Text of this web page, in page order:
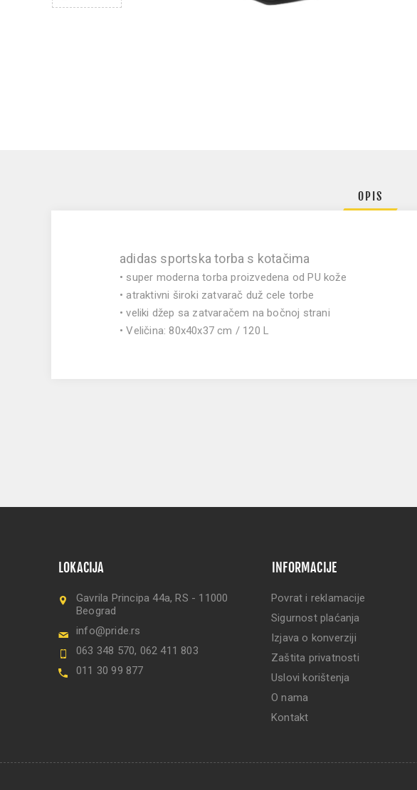
OPIS
adidas sportska torba s kotačima
• super moderna torba proizvedena od PU kože
• atraktivni široki zatvarač duž cele torbe
• veliki džep sa zatvaračem na bočnoj strani
• Veličina: 80x40x37 cm / 120 L
LOKACIJA
Gavrila Principa 44a, RS - 11000
Beograd
info@pride.rs
063 348 570, 062 411 803
011 30 99 877
INFORMACIJE
Povrat i reklamacije
Sigurnost plaćanja
Izjava o konverziji
Zaštita privatnosti
Uslovi korištenja
O nama
Kontakt